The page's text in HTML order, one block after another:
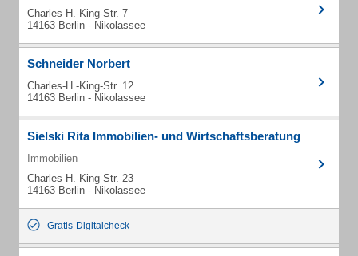
Charles-H.-King-Str. 7
14163 Berlin - Nikolassee
Schneider Norbert
Charles-H.-King-Str. 12
14163 Berlin - Nikolassee
Sielski Rita Immobilien- und Wirtschaftsberatung
Immobilien
Charles-H.-King-Str. 23
14163 Berlin - Nikolassee
Gratis-Digitalcheck